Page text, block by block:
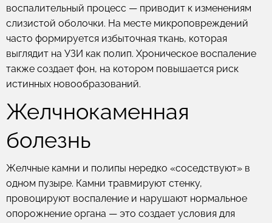
воспалительный процесс — приводит к изменениям
слизистой оболочки. На месте микроповреждений
часто формируется избыточная ткань, которая
выглядит на УЗИ как полип. Хроническое воспаление
также создает фон, на котором повышается риск
истинных новообразований.
Желчнокаменная
болезнь
Желчные камни и полипы нередко «соседствуют» в
одном пузыре. Камни травмируют стенку,
провоцируют воспаление и нарушают нормальное
опорожнение органа — это создает условия для